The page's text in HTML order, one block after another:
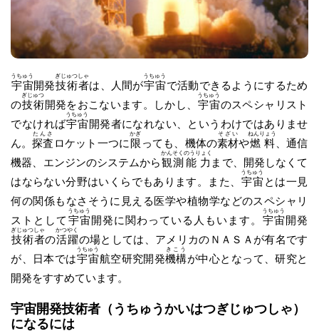
宇宙
うちゅう
開発技術者
ぎじゅつしゃ
は、人間が宇宙
うちゅう
で活動できるようにするため
の技術
ぎじゅつ
開発をおこないます。しかし、 宇宙
うちゅう
のスペシャリスト
でなければ宇宙
うちゅう
開発者になれない、というわけではありませ
ん。探査
たんさ
ロケット一つに 限
かぎ
っても、機体の素材
そざい
や燃料
ねんりょう
、通信
機器、エンジンのシステムから観測
かんそく
能力
のうりょく
まで、開発しなくて
はならない分野はいくらでもあります。また、 宇宙
うちゅう
とは一見
何の関係もなさそうに見える医学や植物学などのスペシャリ
ストとして 宇宙
うちゅう
開発に関わっている人もいます。 宇宙
うちゅう
開発
技術者
ぎじゅつしゃ
の活躍
かつやく
の場としては、アメリカのＮＡＳＡが有名です
が、日本では宇宙
うちゅう
航空研究開発機構
きこう
が中心となって、研究と
開発をすすめています。
宇宙開発技術者 （うちゅうかいはつぎじゅつしゃ）
になるには